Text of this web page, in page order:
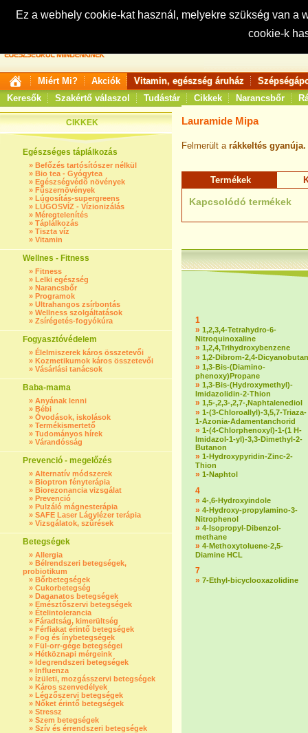
Ez a webhely cookie-kat használ, melyekre szükség van
cookie-k
Keresés:
Miért Mi? Akciók Vitamin, egészség áruház
Keresők
Szakértő válaszol Tudástár Cikkek Narancsbőr
CIKKEK
Egészséges táplálkozás
» Befőzés tartósítószer nélkül
» Bio tea - Gyógytea
» Egészségvédő növények
» Fűszernövények
» Lúgosítás-supergreens
» LÚGOSVÍZ - Vízionizálás
» Méregtelenítés
» Táplálkozás
» Tiszta víz
» Vitamin
Wellnes - Fitness
» Fitness
» Lelki egészség
» Narancsbőr
» Programok
» Ultrahangos zsírbontás
» Wellness szolgáltatások
» Zsírégetés-fogyókúra
Fogyasztóvédelem
» Élelmiszerek káros összetevői
» Kozmetikumok káros összetevői
» Vásárlási tanácsok
Baba-mama
» Anyának lenni
» Bébi
» Óvodások, iskolások
» Termékismertető
» Tudományos hírek
» Várandósság
Prevenció - megelőzés
» Alternatív módszerek
» Bioptron fényterápia
» Biorezonancia vizsgálat
» Prevenció
» Pulzáló mágnesterápia
» SAFE Laser Lágylézer terápia
» Vizsgálatok, szűrések
Betegségek
» Allergia
» Bélrendszeri betegségek,
probiotikum
» Bőrbetegségek
» Cukorbetegség
» Daganatos betegségek
» Emésztőszervi betegségek
» Ételintolerancia
» Fáradtság, kimerültség
» Férfiakat érintő betegségek
» Fog és ínybetegségek
» Fül-orr-gége betegségei
» Hétköznapi mérgeink
» Idegrendszeri betegségek
» Influenza
» Ízületi, mozgásszervi betegségek
» Káros szenvedélyek
» Légzőszervi betegségek
» Nőket érintő betegségek
» Stressz
» Szem betegségek
» Szív és érrendszeri betegségek
Lauramide Mipa
Felmerült a rákkeltés gyanúja.
Termékek
Kapcsolódó termékek
1
» 1,2,3,4-Tetrahydro-6-
Nitroquinoxaline
» 1,2,4,Trihydroxybenzene
» 1,2-Dibrom-2,4-Dicyanobutan
» 1,3-Bis-(Diamino-
phenoxy)Propane
» 1,3-Bis-(Hydroxymethyl)-
Imidazolidin-2-Thion
» 1,5-,2,3-,2,7-,Naphtalenediol
» 1-(3-Chloroallyl)-3,5,7-Triaza-
1-Azonia-Adamentanchorid
» 1-(4-Chlorphenoxyl)-1-(1 H-
Imidazol-1-yl)-3,3-Dimethyl-2-
Butanon
» 1-Hydroxypyridin-Zinc-2-
Thion
» 1-Naphtol
4
» 4-,6-Hydroxyindole
» 4-Hydroxy-propylamino-3-
Nitrophenol
» 4-Isopropyl-Dibenzol-
methane
» 4-Methoxytoluene-2,5-
Diamine HCL
7
» 7-Ethyl-bicyclooxazolidine